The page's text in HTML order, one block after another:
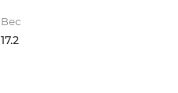
Вес
17.2